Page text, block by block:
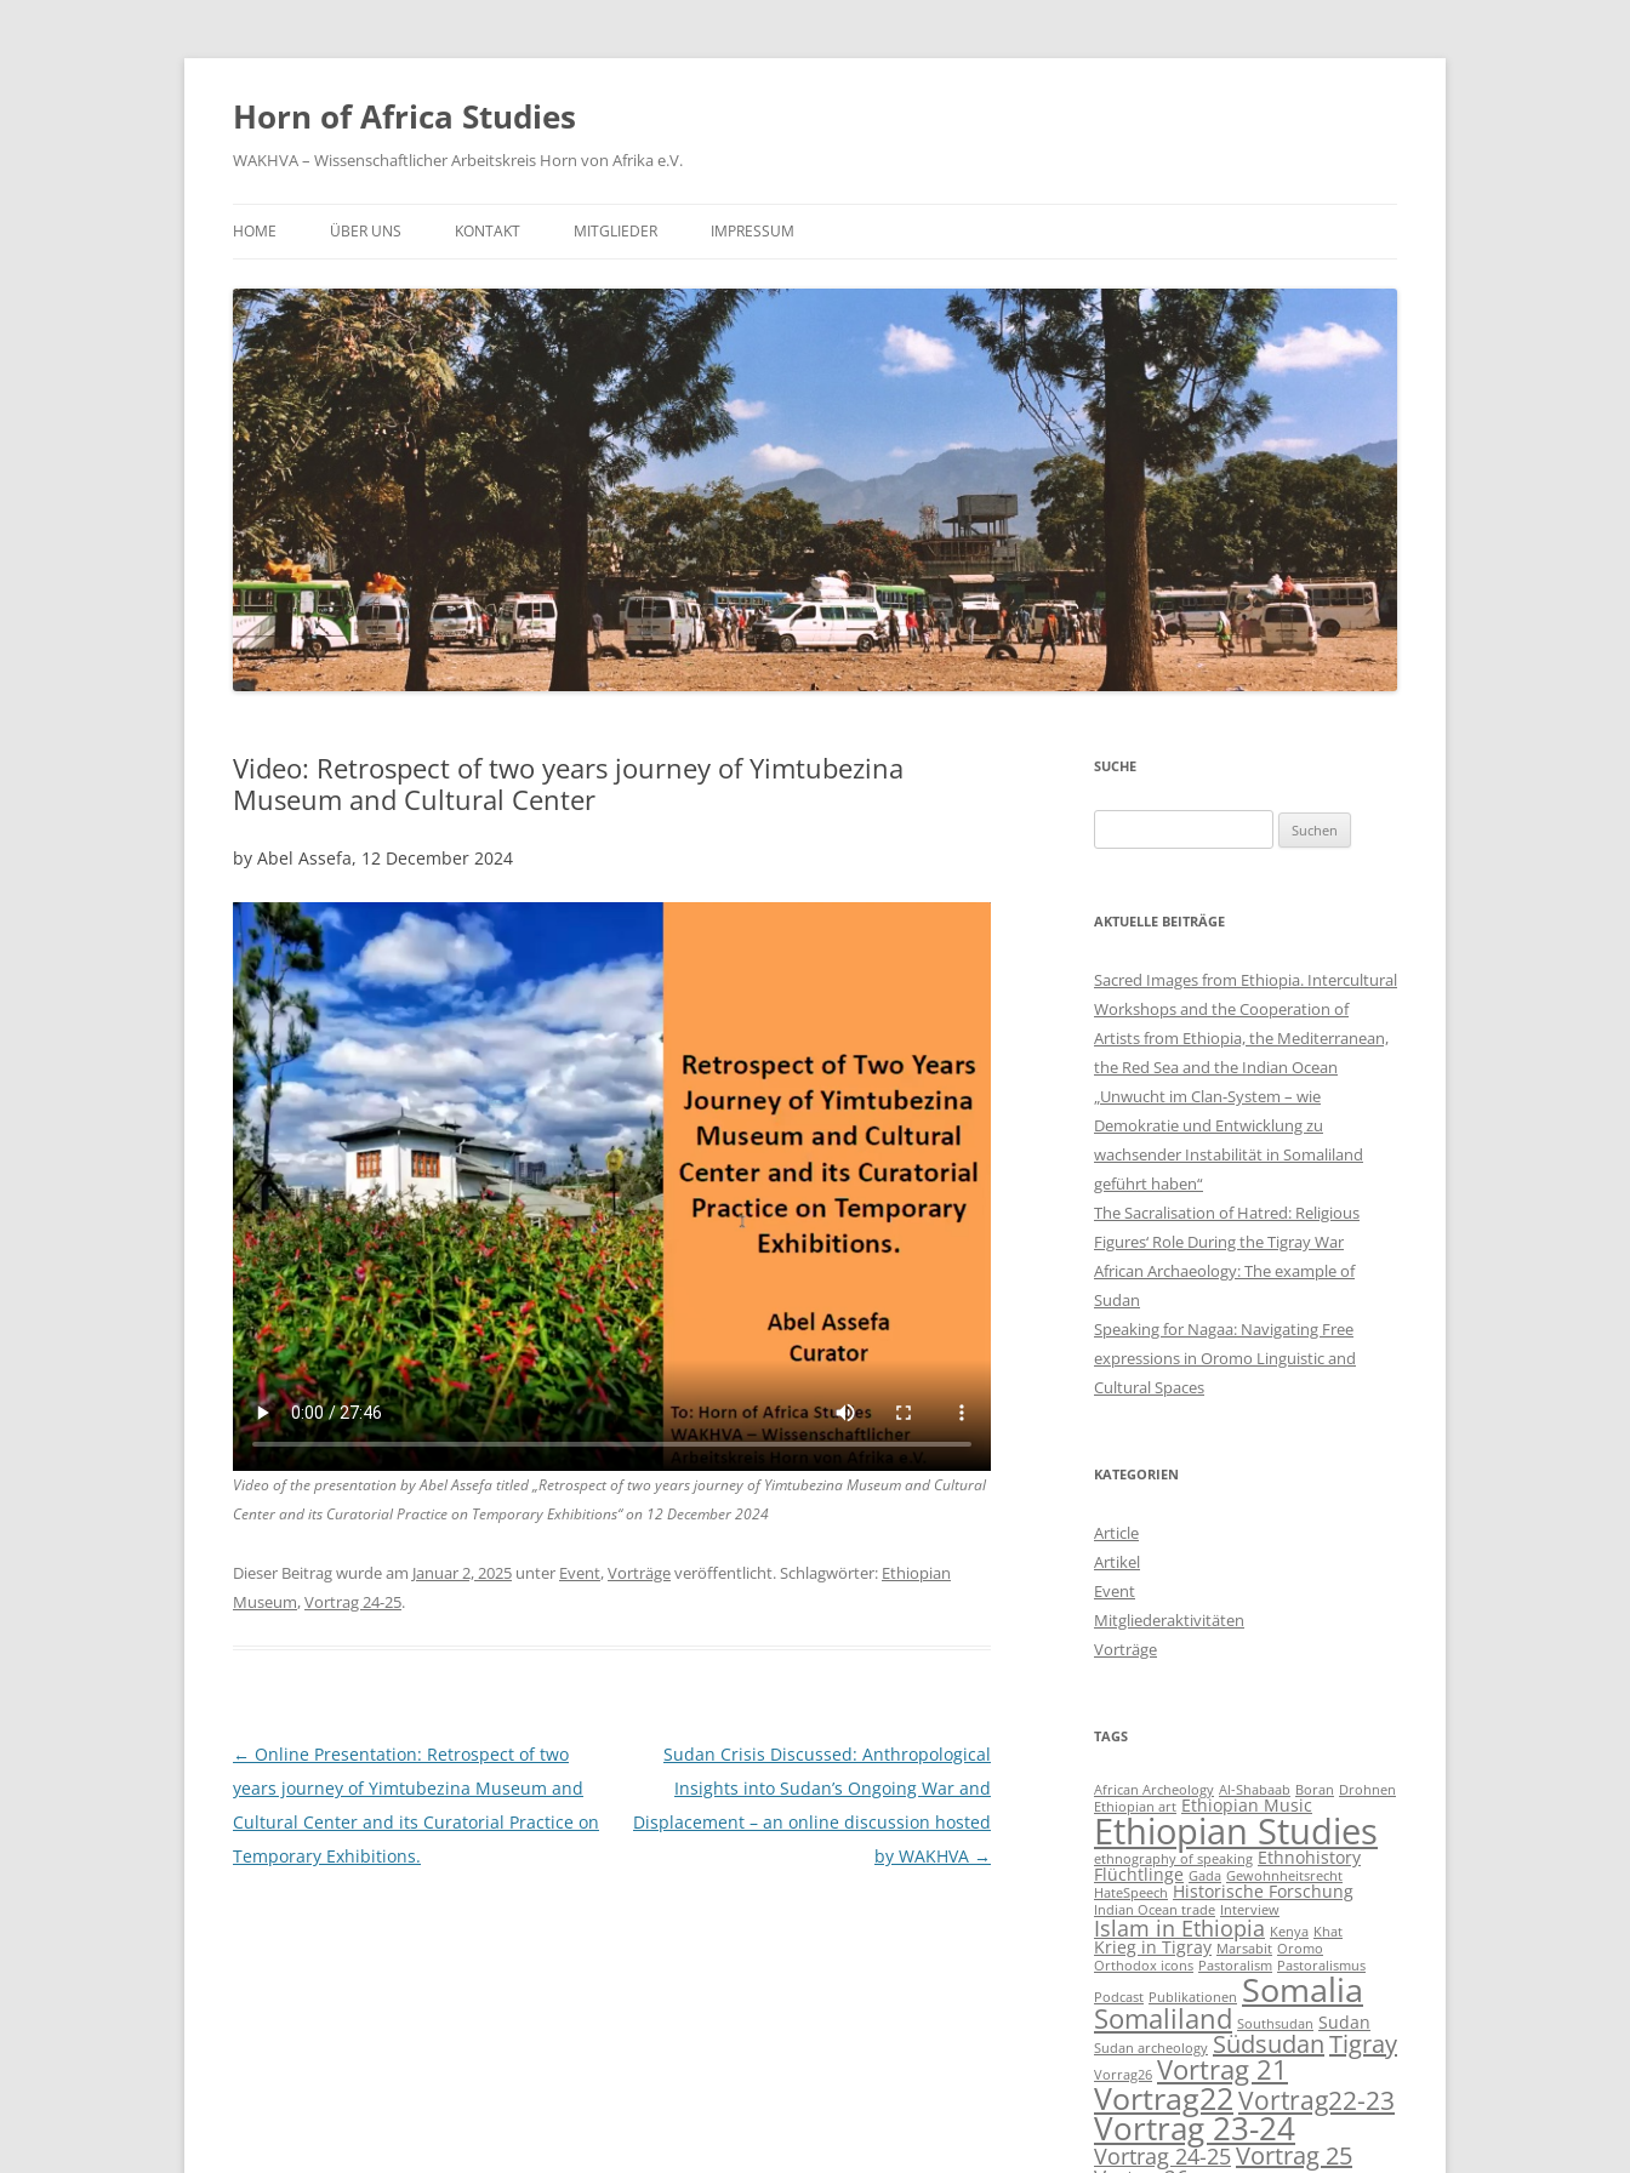
Zum
Horn of Africa Studies
WAKHVA – Wissenschaftlicher Arbeitskreis Horn von Afrika e.V.
HOME ÜBER UNS KONTAKT MITGLIEDER IMPRESSUM
Video: Retrospect of two years journey of Yimtubezina
Museum and Cultural Center
by Abel Assefa, 12 December 2024
Video of the presentation by Abel Assefa titled „Retrospect of two years journey of Yimtubezina Museum and Cultural
Center and its Curatorial Practice on Temporary Exhibitions“ on 12 December 2024
Dieser Beitrag wurde am Januar 2, 2025 unter Event,Vorträgeveröffentlicht. Schlagwörter: Ethiopian
Museum,Vortrag 24-25.
Beitragsnavigation
← Online Presentation: Retrospect of two
years journey of Yimtubezina Museum and
Cultural Center and its Curatorial Practice on
Temporary Exhibitions.
Sudan Crisis Discussed: Anthropological
Insights into Sudan’s Ongoing War and
Displacement – an online discussion hosted
by WAKHVA →
SUCHE
nach:
AKTUELLE BEITRÄGE
Sacred Images from Ethiopia. Intercultural
Workshops and the Cooperation of
Artists from Ethiopia, the Mediterranean,
the Red Sea and the Indian Ocean
„Unwucht im Clan-System – wie
Demokratie und Entwicklung zu
wachsender Instabilität in Somaliland
geführt haben“
The Sacralisation of Hatred: Religious
Figures‘ Role During the Tigray War
African Archaeology: The example of
Sudan
Speaking for Nagaa: Navigating Free
expressions in Oromo Linguistic and
Cultural Spaces
KATEGORIEN
Article
Artikel
Event
Mitgliederaktivitäten
Vorträge
TAGS
African Archeology Al-Shabaab Boran Drohnen
Ethiopian art Ethiopian Music
Ethiopian Studies
ethnography of speaking Ethnohistory
Flüchtlinge Gada Gewohnheitsrecht
HateSpeech Historische Forschung
Indian Ocean trade Interview
Islam in Ethiopia Kenya Khat
Krieg in Tigray Marsabit Oromo
Orthodox icons Pastoralism Pastoralismus
Podcast Publikationen Somalia
Somaliland Southsudan Sudan
Sudan archeology SüdsudanTigray
Vorrag26 Vortrag 21
Vortrag22Vortrag22-23
Vortrag 23-24
Vortrag 24-25Vortrag 25